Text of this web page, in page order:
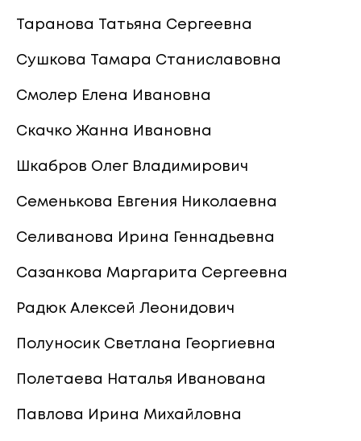
Таранова Татьяна Сергеевна
Сушкова Тамара Станиславовна
Смолер Елена Ивановна
Скачко Жанна Ивановна
Шкабров Олег Владимирович
Семенькова Евгения Николаевна
Селиванова Ирина Геннадьевна
Сазанкова Маргарита Сергеевна
Радюк Алексей Леонидович
Полуносик Светлана Георгиевна
Полетаева Наталья Иванована
Павлова Ирина Михайловна